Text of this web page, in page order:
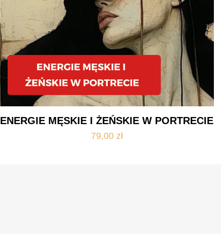
ENERGIE MĘSKIE I ŻEŃSKIE W PORTRECIE
79,00 zł